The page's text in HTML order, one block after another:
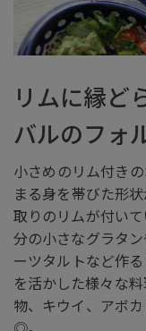
リムに縁ど
バルのフォ
小さめのリム付き
まる身を帯びた形
取りのリムが付い
分の小さなグラタ
ーツタルトなど作
を活かした様々な
物、キウイ、アボ